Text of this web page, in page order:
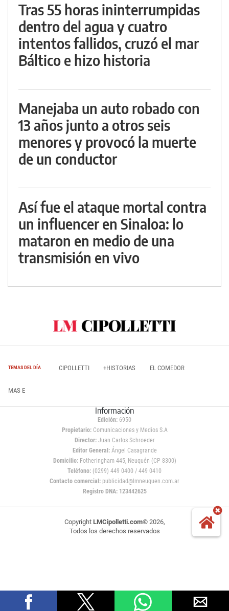
Tras 55 horas ininterrumpidas
dentro del agua y cuatro
intentos fallidos, cruzó el mar
Báltico e hizo historia
Manejaba un auto robado con
13 años junto a otros seis
menores y provocó la muerte
de un conductor
Así fue el ataque mortal contra
un influencer en Sinaloa: lo
mataron en medio de una
transmisión en vivo
TEMAS DEL DÍA CIPOLLETTI +HISTORIAS EL COMEDOR
MAS E
Información
Edición: 6950
Propietario:Comunicaciones y Medios S.A
Director: Juan Carlos Schroeder
Editor General:Ángel Casagrande
Domicilio:Fotheringham 445, Neuquén (CP 8300)
Teléfono: (0299) 449 0400 / 449 0410
Contacto comercial: publicidad@lmneuquen.com.ar
Registro DNA: 123442625
Copyright LMCipolletti.com© 2026,
Todos los derechos reservados